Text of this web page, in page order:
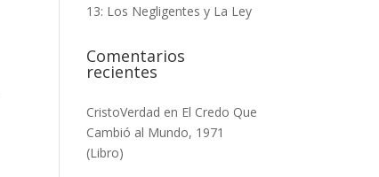
13: Los Negligentes y La Ley
Comentarios
recientes
CristoVerdad en El Credo Que
Cambió al Mundo, 1971
(Libro)